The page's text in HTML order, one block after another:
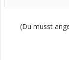
(Du musst